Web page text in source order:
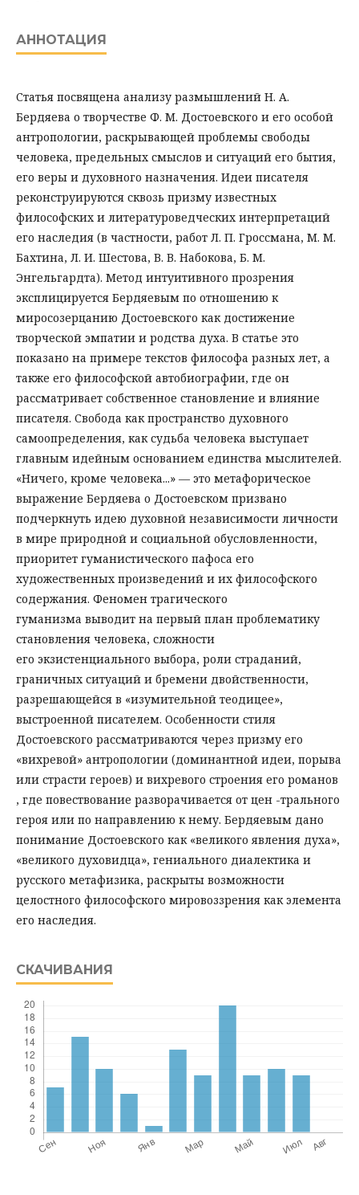
АННОТАЦИЯ
Статья посвящена анализу размышлений Н. А.
Бердяева о творчестве Ф. М. Достоевского и его особой
антропологии, раскрывающей проблемы свободы
человека, предельных смыслов и ситуаций его бытия,
его веры и духовного назначения. Идеи писателя
реконструируются сквозь призму известных
философских и литературоведческих интерпретаций
его наследия (в частности, работ Л. П. Гроссмана, М. М.
Бахтина, Л. И. Шестова, В. В. Набокова, Б. М.
Энгельгардта). Метод интуитивного прозрения
эксплицируется Бердяевым по отношению к
миросозерцанию Достоевского как достижение
творческой эмпатии и родства духа. В статье это
показано на примере текстов философа разных лет, а
также его философской автобиографии, где он
рассматривает собственное становление и влияние
писателя. Свобода как пространство духовного
самоопределения, как судьба человека выступает
главным идейным основанием единства мыслителей.
«Ничего, кроме человека...» — это метафорическое
выражение Бердяева о Достоевском призвано
подчеркнуть идею духовной независимости личности
в мире природной и социальной обусловленности,
приоритет гуманистического пафоса его
художественных произведений и их философского
содержания. Феномен трагического
гуманизма выводит на первый план проблематику
становления человека, сложности
его экзистенциального выбора, роли страданий,
граничных ситуаций и бремени двойственности,
разрешающейся в «изумительной теодицее»,
выстроенной писателем. Особенности стиля
Достоевского рассматриваются через призму его
«вихревой» антропологии (доминантной идеи, порыва
или страсти героев) и вихревого строения его романов
, где повествование разворачивается от цен -трального
героя или по направлению к нему. Бердяевым дано
понимание Достоевского как «великого явления духа»,
«великого духовидца», гениального диалектика и
русского метафизика, раскрыты возможности
целостного философского мировоззрения как элемента
его наследия.
СКАЧИВАНИЯ